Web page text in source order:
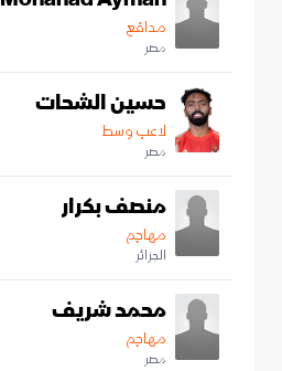
مدافع
مصر
حسين الشحات
لاعب وسط
مصر
منصف بكرار
مهاجم
الجزائر
محمد شريف
مهاجم
مصر